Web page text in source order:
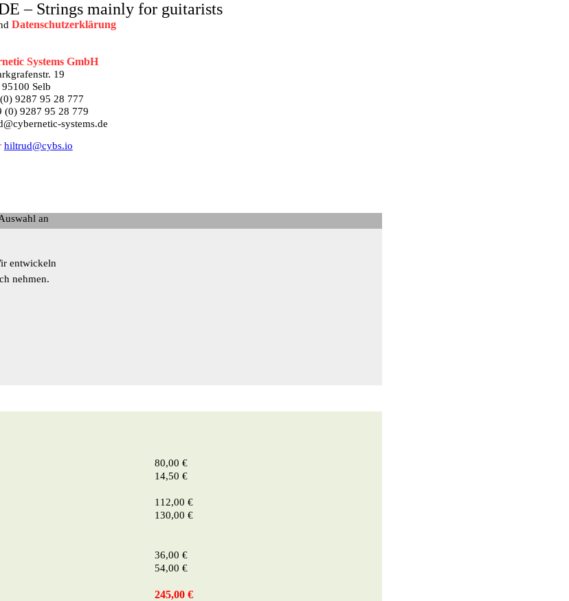
– Strings mainly for guitarists
Datenschutzerklärung
Systems GmbH
19
95100 Selb
9287 95 28 777
(0) 9287 95 28 779
systems.de
hiltrud@cybs.io
an
entwickeln
nehmen.
80,00 €
14,50 €
112,00 €
130,00 €
36,00 €
54,00 €
245,00 €